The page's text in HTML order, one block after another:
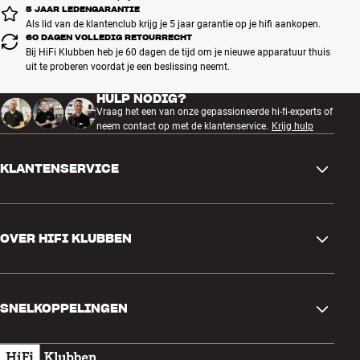
5 JAAR LEDENGARANTIE
Als lid van de klantenclub krijg je 5 jaar garantie op je hifi aankopen.
60 DAGEN VOLLEDIG RETOURRECHT
Bij HiFi Klubben heb je 60 dagen de tijd om je nieuwe apparatuur thuis
uit te proberen voordat je een beslissing neemt.
HULP NODIG?
Vraag het een van onze gepassioneerde hi-fi-experts of
neem contact op met de klantenservice. Krijg hulp
KLANTENSERVICE
Ruilen en retourneren
Bestelling herroepen
OVER HIFI KLUBBEN
Klantenclub
SNELKOPPELINGEN